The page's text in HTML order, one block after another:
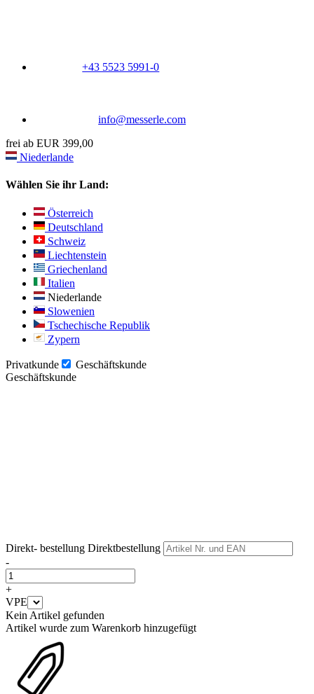
+43 5523 5991-0
info@messerle.com
frei ab EUR 399,00
Niederlande
Wählen Sie ihr Land:
Österreich
Deutschland
Schweiz
Liechtenstein
Griechenland
Italien
Niederlande
Slowenien
Tschechische Republik
Zypern
Privatkunde
Geschäftskunde
Geschäftskunde
Direkt- bestellung Direktbestellung
-
+
VPE
Kein Artikel gefunden
Artikel wurde zum Warenkorb hinzugefügt